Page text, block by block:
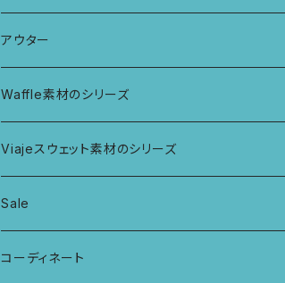
総レースショーツ
レディースボクサー
KIDS ロングスリーブトップス
KIDS ラグランスリーブ長袖トップス
KIDS アラジンパンツ
KIDS ジョギングパンツ
KIDS レギンス
マルシェバッグ
カーテン
ラグ
なべつかみ
プフ
アウター
パーカー
ジャケット
Waffle素材のシリーズ
Viajeスウェット素材のシリーズ
Sale
コーディネート